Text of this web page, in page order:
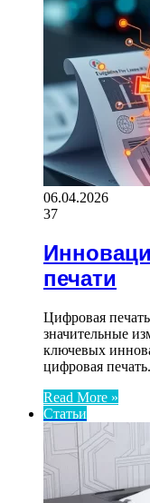
06.04.2026
37
печати
Цифровая
значительные
ключевых
цифровая
Read More »
Статьи